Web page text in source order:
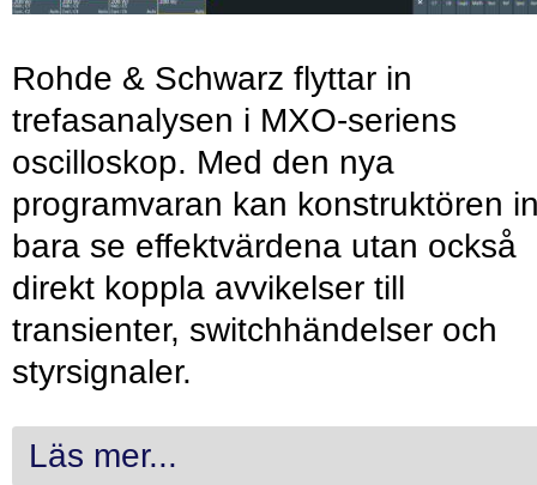
Rohde & Schwarz flyttar in
trefasanalysen i MXO-seriens
oscilloskop. Med den nya
programvaran kan konstruktören
bara se effektvärdena utan också
direkt koppla avvikelser till
transienter, switchhändelser och
styrsignaler.
Läs mer...